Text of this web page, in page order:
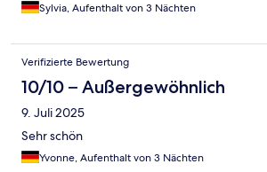
Sylvia, Aufenthalt von 3 Nächten
Verifizierte Bewertung
10/10 – Außergewöhnlich
9. Juli 2025
Sehr schön
Yvonne, Aufenthalt von 3 Nächten